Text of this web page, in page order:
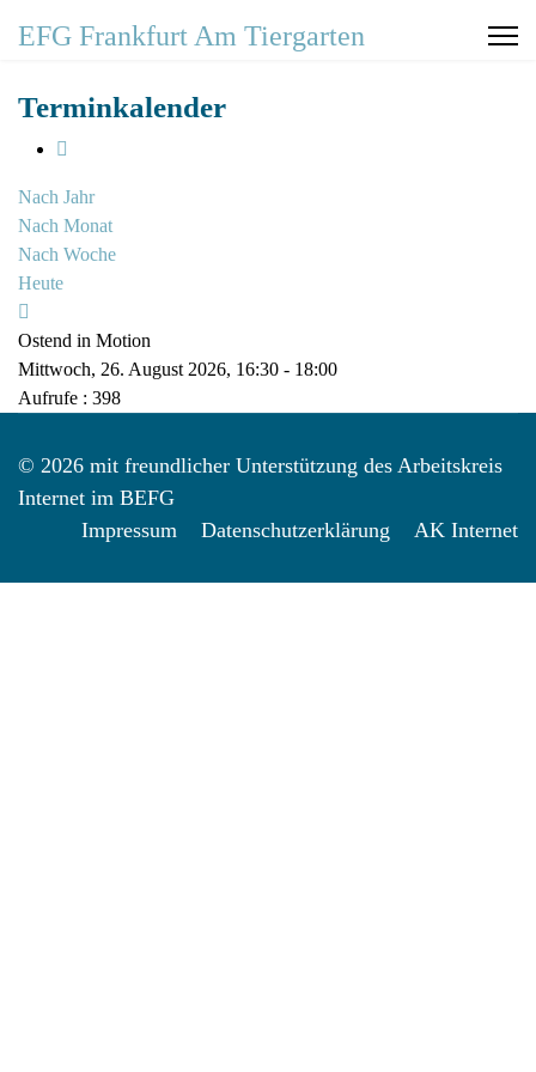
EFG Frankfurt Am Tiergarten
Terminkalender
Nach Jahr
Nach Monat
Nach Woche
Heute
Ostend in Motion
Mittwoch, 26. August 2026, 16:30 - 18:00
Aufrufe : 398
© 2026 mit freundlicher Unterstützung des Arbeitskreis
Internet im BEFG
Impressum
Datenschutzerklärung AK Internet